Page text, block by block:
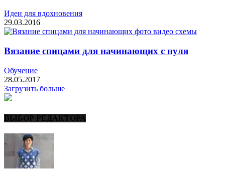
Идеи для вдохновения
29.03.2016
Вязание спицами для начинающих с нуля
Обучение
28.05.2017
Загрузить больше
ВЫБОР РЕДАКТОРА